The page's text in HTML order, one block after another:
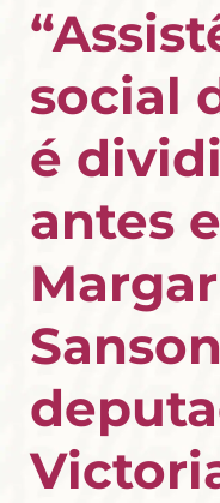
social
é
antes